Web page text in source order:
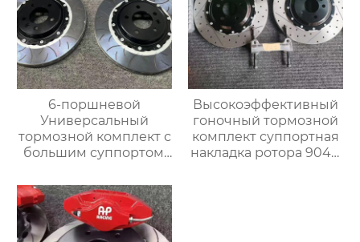
6-поршневой
Универсальный
тормозной комплект с
большим суппортом,
Переднее колесо для
Range Rover,
Специальный
тормозной комплект
Высокоэффективный
гоночный тормозной
комплект суппортная
накладка ротора 9040